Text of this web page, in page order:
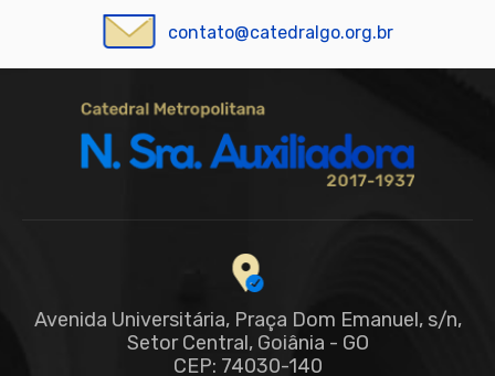
contato@catedralgo.org.br
Avenida Universitária, Praça Dom Emanuel, s/n,
Setor Central, Goiânia - GO
CEP: 74030-140